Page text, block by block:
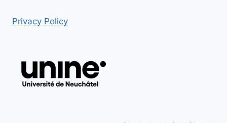
Privacy Policy